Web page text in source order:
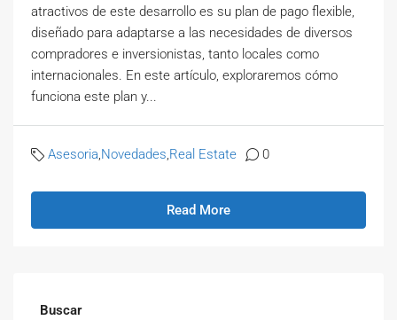
atractivos de este desarrollo es su plan de pago flexible,
diseñado para adaptarse a las necesidades de diversos
compradores e inversionistas, tanto locales como
internacionales. En este artículo, exploraremos cómo
funciona este plan y...
Asesoria,Novedades,Real Estate 0
Read More
Buscar